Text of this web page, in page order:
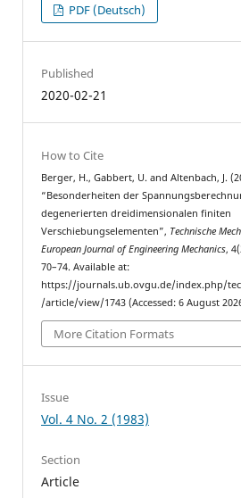
PDF (Deutsch)
Published
2020-02-21
How to Cite
Berger, H., Gabbert, U. and Altenbach, J.
“Besonderheiten der
degenerierten dreidimensionalen finiten
Verschiebungselementen”, Technische
European Journal of Engineering Mechanics,
70–74. Available at:
https://journals.ub.ovgu.de/index.php/
/article/view/1743 (Accessed: 6 August
More Citation Formats
Issue
Vol. 4 No. 2 (1983)
Section
Article